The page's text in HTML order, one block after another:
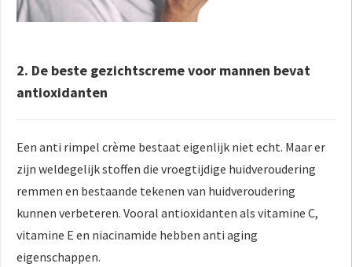
2. De beste gezichtscreme voor mannen bevat
antioxidanten
Een anti rimpel crème bestaat eigenlijk niet echt. Maar er
zijn weldegelijk stoffen die vroegtijdige huidveroudering
remmen en bestaande tekenen van huidveroudering
kunnen verbeteren. Vooral antioxidanten als vitamine C,
vitamine E en niacinamide hebben anti aging
eigenschappen.